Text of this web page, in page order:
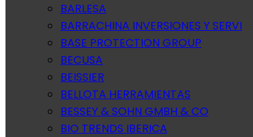
BARLESA
BARRACHINA INVERSIONES Y SERVI
BASE PROTECTION GROUP
BECUSA
BEISSIER
BELLOTA HERRAMIENTAS
BESSEY & SOHN GMBH & CO
BIO TRENDS IBERICA